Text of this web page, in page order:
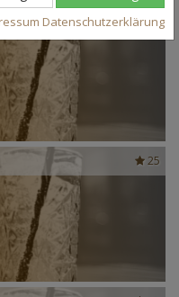
37
25
Datenschutzerklärung